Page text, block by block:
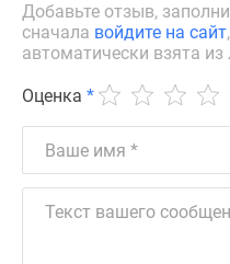
места
Апартаменты
ипотека
#рассрочка
ипотека
Квартиры
Добавьте отзыв,
сначала войдите на сайт
автоматически взята
Оценка *